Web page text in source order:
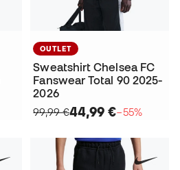
OUTLET
Sweatshirt Chelsea FC
Fanswear Total 90 2025-
2026
99,99 €44,99 €−55%